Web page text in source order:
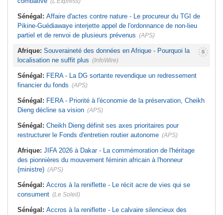
Sénégal: Affaire d'actes contre nature - Le procureur du TGI de
Pikine-Guédiawaye interjette appel de l'ordonnance de non-lieu
partiel et de renvoi de plusieurs prévenus (APS)
Afrique: Souveraineté des données en Afrique - Pourquoi la
localisation ne suffit plus (InfoWire)
Sénégal: FERA - La DG sortante revendique un redressement
financier du fonds (APS)
Sénégal: FERA - Priorité à l'économie de la préservation, Cheikh
Dieng décline sa vision (APS)
Sénégal: Cheikh Dieng définit ses axes prioritaires pour
restructurer le Fonds d'entretien routier autonome (APS)
Afrique: JIFA 2026 à Dakar - La commémoration de l'héritage
des pionnières du mouvement féminin africain à l'honneur
(ministre) (APS)
Sénégal: Accros à la reniflette - Le récit acre de vies qui se
consument (Le Soleil)
Sénégal: Accros à la reniflette - Le calvaire silencieux des